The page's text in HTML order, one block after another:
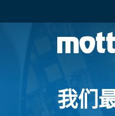
我们